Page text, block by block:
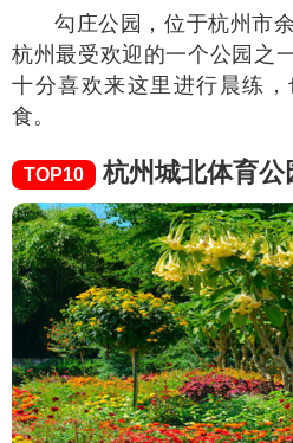
勾庄公园，位于杭州市
杭州最受欢迎的一个公园之
十分喜欢来这里进行晨练
食。
TOP10 杭州城北体育公